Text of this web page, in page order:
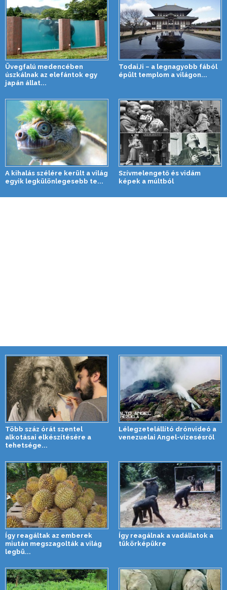
Üvegfalú medencében
úszkálnak az elefántok egy
japán állat...
TodaiJi – a legnagyobb fából
épült templom a világon...
A kihalás szélére került a világ
egyik legkülönlegesebb te...
Szívmelengető és vidám
képek a múltból
Több száz órát szentel
alkotásai elkészítésére a
tehetsége...
Lélegzetelállító drónvideó a
venezuelai Angel-vízesésről
Így reagáltak az emberek
miután megszagolták a világ
legbü...
Így reagálnak a vadállatok a
tükörképükre